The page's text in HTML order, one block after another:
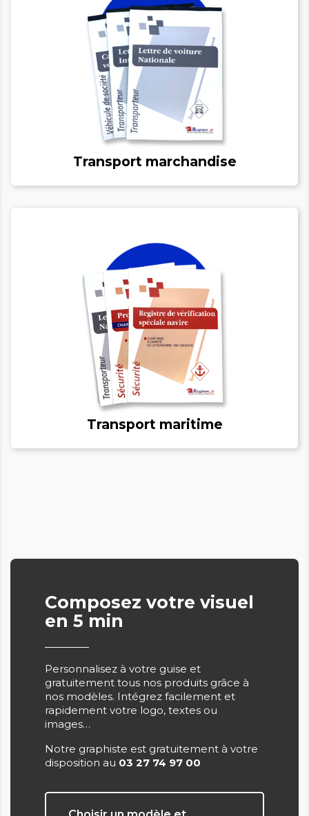
Transport marchandise
Transport maritime
Composez votre visuel
en 5 min
Personnalisez à votre guise et
gratuitement tous nos produits grâce à
nos modèles. Intégrez facilement et
rapidement votre logo, textes ou
images…
Notre graphiste est gratuitement à votre
disposition au 03 27 74 97 00